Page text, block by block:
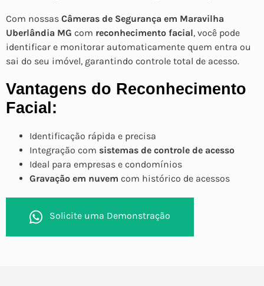
Com nossas Câmeras de Segurança em Maravilha
Uberlândia MG com reconhecimento facial, você pode
identificar e monitorar automaticamente quem entra ou
sai do seu imóvel, garantindo controle total de acesso.
Vantagens do Reconhecimento
Facial:
Identificação rápida e precisa
Integração com sistemas de controle de acesso
Ideal para empresas e condomínios
Gravação em nuvem com histórico de acessos
Solicite uma Demonstração